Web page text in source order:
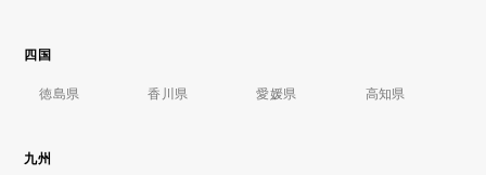
四国
徳島県 香川県 愛媛県 高知県
九州